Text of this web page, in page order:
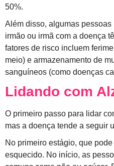
50%.
Além disso, algumas
irmão ou irmã com a doença
fatores de risco incluem
meio) e armazenamento de
sanguíneos (como doenças
Lidando com
O primeiro passo para lidar
mas a doença tende a seguir
No primeiro estágio, que
esquecido. No início, as